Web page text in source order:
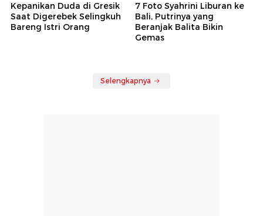
Kepanikan Duda di Gresik
Saat Digerebek Selingkuh
Bareng Istri Orang
7 Foto Syahrini Liburan ke
Bali, Putrinya yang
Beranjak Balita Bikin
Gemas
Selengkapnya